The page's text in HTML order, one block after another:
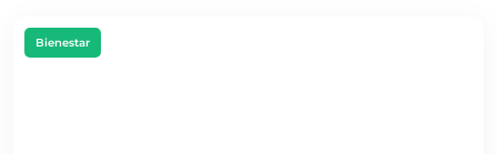
Bienestar